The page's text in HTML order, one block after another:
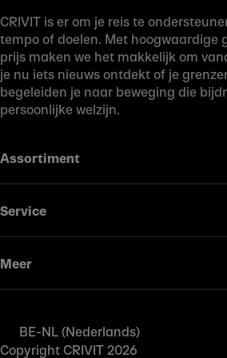
CRIVIT is er om je reis te
tempo of doelen. Met hoogwaardige
prijs maken we het makkelijk om
je nu iets nieuws ontdekt of je
begeleiden je naar beweging die
persoonlijke welzijn.
Assortiment
Service
Meer
BE-NL (Nederlands)
Copyright CRIVIT 2026